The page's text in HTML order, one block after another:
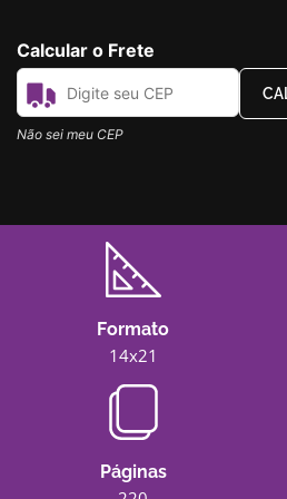
Calcular o Frete
Não sei meu CEP
Formato
14x21
Páginas